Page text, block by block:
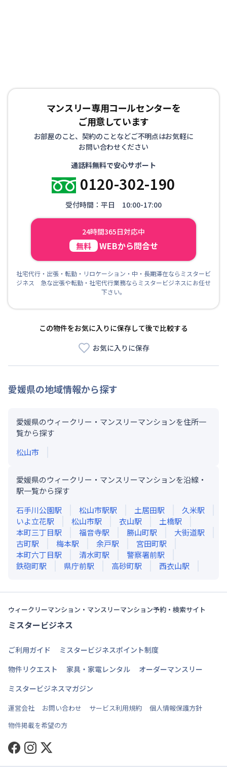
マンスリー専用コールセンターを
ご用意しています
お部屋のこと、契約のことなどご不明点はお気軽に
お問い合わせください
通話料無料で安心サポート
0120-302-190
受付時間：平日 10:00-17:00
24時間365日対応中
無料 WEBから問合せ
社宅代行・出張・転勤・リロケーション・中・長期滞在ならミスタービ
ジネス 急な出張や転勤・社宅代行業務ならミスタービジネスにお任せ
下さい。
この物件をお気に入りに保存して後で比較する
お気に入りに保存
愛媛県の地域情報から探す
愛媛県のウィークリー・マンスリーマンションを住所一
覧から探す
松山市
愛媛県のウィークリー・マンスリーマンションを沿線・
駅一覧から探す
石手川公園駅 松山市駅駅 土居田駅 久米駅
いよ立花駅 松山市駅 衣山駅 土橋駅
本町三丁目駅 福音寺駅 勝山町駅 大街道駅
古町駅 梅本駅 余戸駅 宮田町駅
本町六丁目駅 清水町駅 警察署前駅
鉄砲町駅 県庁前駅 高砂町駅 西衣山駅
ウィークリーマンション・マンスリーマンション予約・検索サイト
ミスタービジネス
ご利用ガイド
ミスタービジネスポイント制度
物件リクエスト
家具・家電レンタル
オーダーマンスリー
ミスタービジネスマガジン
運営会社 お問い合わせ サービス利用規約
個人情報保護方針
物件掲載を希望の方
Facebook
Instagram
Twitter